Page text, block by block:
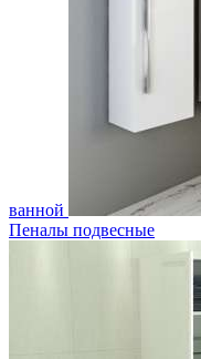
ванной
Пеналы подвесные